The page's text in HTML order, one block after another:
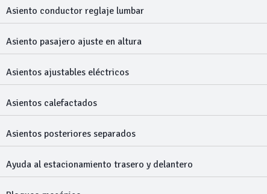
Asiento conductor reglaje lumbar
Asiento pasajero ajuste en altura
Asientos ajustables eléctricos
Asientos calefactados
Asientos posteriores separados
Ayuda al estacionamiento trasero y delantero